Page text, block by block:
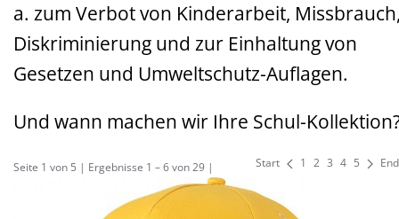
a. zum Verbot von Kinderarbeit,
Diskriminierung und zur Einhaltung von
Gesetzen und Umweltschutz-Auflagen.
Und wann machen wir Ihre Schul-
Start 1 2 3 4 5
Seite 1 von 5 | Ergebnisse 1 – 6 von 29 |